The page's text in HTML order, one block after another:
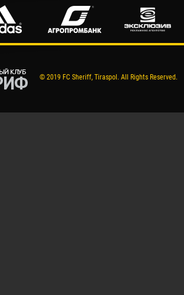
© 2019 FC Sheriff, Tiraspol. All Rights Reserved.